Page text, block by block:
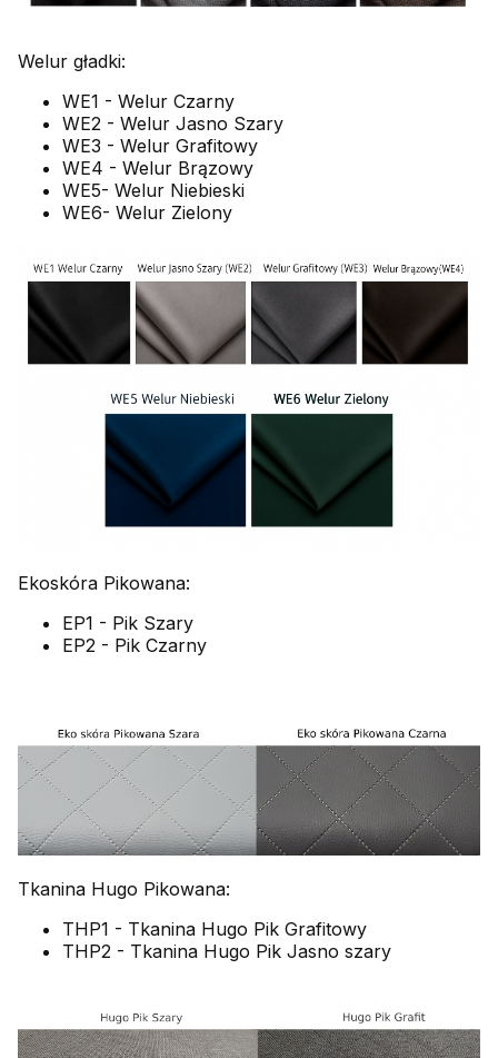
Welur gładki:
WE1 - Welur Czarny
WE2 - Welur Jasno Szary
WE3 - Welur Grafitowy
WE4 - Welur Brązowy
WE5- Welur Niebieski
WE6- Welur Zielony
Ekoskóra Pikowana:
EP1 - Pik Szary
EP2 - Pik Czarny
Tkanina Hugo Pikowana:
THP1 - Tkanina Hugo Pik Grafitowy
THP2 - Tkanina Hugo Pik Jasno szary